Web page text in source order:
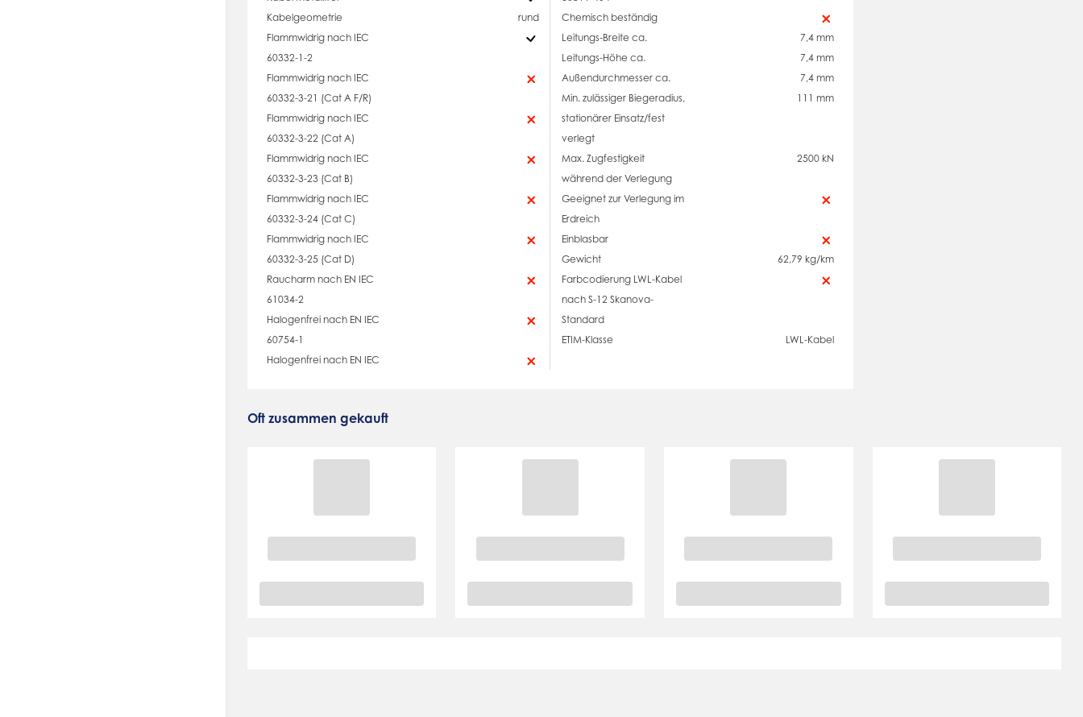
Kabelgeometrie
rund
Flammwidrig nach IEC
60332-1-2
Flammwidrig nach IEC
60332-3-21 (Cat A F/R)
Flammwidrig nach IEC
60332-3-22 (Cat A)
Flammwidrig nach IEC
60332-3-23 (Cat B)
Flammwidrig nach IEC
60332-3-24 (Cat C)
Flammwidrig nach IEC
60332-3-25 (Cat D)
Raucharm nach EN IEC
61034-2
Halogenfrei nach EN IEC
60754-1
Halogenfrei nach EN IEC
Chemisch beständig
Leitungs-Breite ca.
7,4 mm
Leitungs-Höhe ca.
7,4 mm
Außendurchmesser ca.
7,4 mm
Min. zulässiger Biegeradius,
stationärer Einsatz/fest
verlegt
111 mm
Max. Zugfestigkeit
während der Verlegung
2500 kN
Geeignet zur Verlegung im
Erdreich
Einblasbar
Gewicht
62,79 kg/km
Farbcodierung LWL-Kabel
nach S-12 Skanova-
Standard
ETIM-Klasse
LWL-Kabel
Oft zusammen gekauft